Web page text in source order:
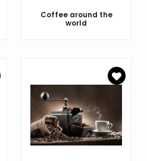
Coffee around the
world